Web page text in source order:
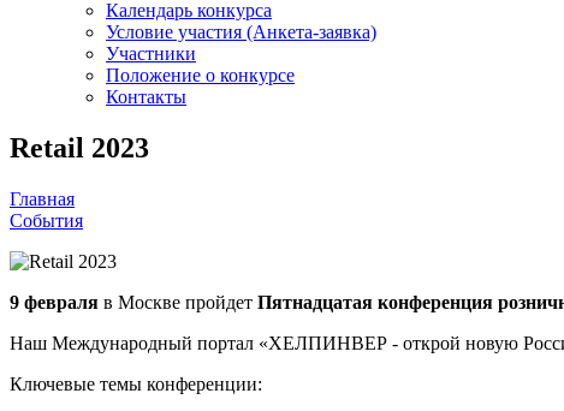
Календарь конкурса
Условие участия (Анкета-заявка)
Участники
Положение о конкурсе
Контакты
Retail 2023
Главная
События
9 февраля в Москве пройдет Пятнадцатая конференция
Наш Международный портал «ХЕЛПИНВЕР - открой новую
Ключевые темы конференции: